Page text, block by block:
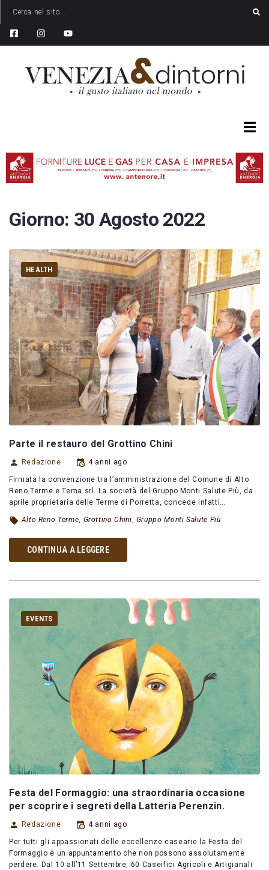
Giorno: 30 Agosto 2022
HEALTH
Parte il restauro del Grottino Chini
Redazione 4 anni ago
Firmata la convenzione tra l’amministrazione del Comune di Alto
Reno Terme e Tema srl. La società del Gruppo Monti Salute Più, da
aprile proprietaria delle Terme di Porretta, concede infatti…
Alto Reno Terme, Grottino Chini, Gruppo Monti Salute Più
CONTINUA A LEGGERE
EVENTS
Festa del Formaggio: una straordinaria occasione
per scoprire i segreti della Latteria Perenzin.
Redazione 4 anni ago
Per tutti gli appassionati delle eccellenze casearie la Festa del
Formaggio è un appuntamento che non possono assolutamente
perdere. Dal 10 all’11 Settembre, 60 Caseifici Agricoli e Artigianali